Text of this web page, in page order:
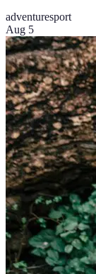
adventuresport
Aug 5